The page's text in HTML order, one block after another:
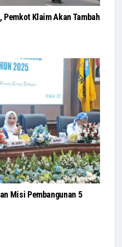
Klaim Akan Tambah
Misi Pembangunan 5